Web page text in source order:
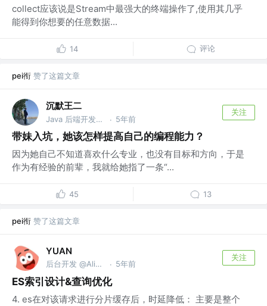
collect应该说是Stream中最强大的终端操作了,使用其几乎
能得到你想要的任意数据...
14 评论
pei衔 赞了这篇文章
沉默王二
Java 后端开发工程师 · 5年前
关注
带妹入坑，她该怎样提高自己的编程能力？
因为她自己不知道喜欢什么专业，也没有目标和方向，于是
作为有经验的前辈，我就给她指了一条“...
45 13
pei衔 赞了这篇文章
YUAN
后台开发 @Alibaba · 5年前
关注
ES索引设计&查询优化
4. es在对该请求进行分片缓存后，时延降低： 主要是整个